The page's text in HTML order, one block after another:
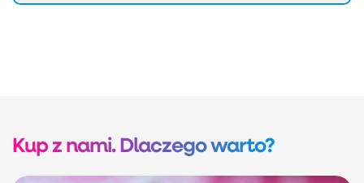
Kup z nami. Dlaczego warto?